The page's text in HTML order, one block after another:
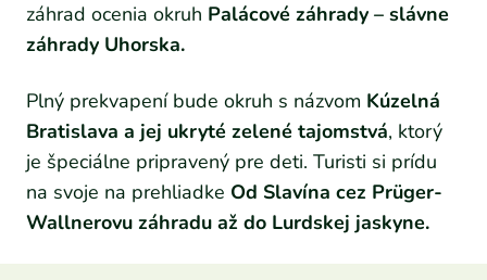
záhrad ocenia okruh Palácové záhrady – slávne
záhrady Uhorska.
Plný prekvapení bude okruh s názvom Kúzelná
Bratislava a jej ukryté zelené tajomstvá, ktorý
je špeciálne pripravený pre deti. Turisti si prídu
na svoje na prehliadke Od Slavína cez Prüger-
Wallnerovu záhradu až do Lurdskej jaskyne.